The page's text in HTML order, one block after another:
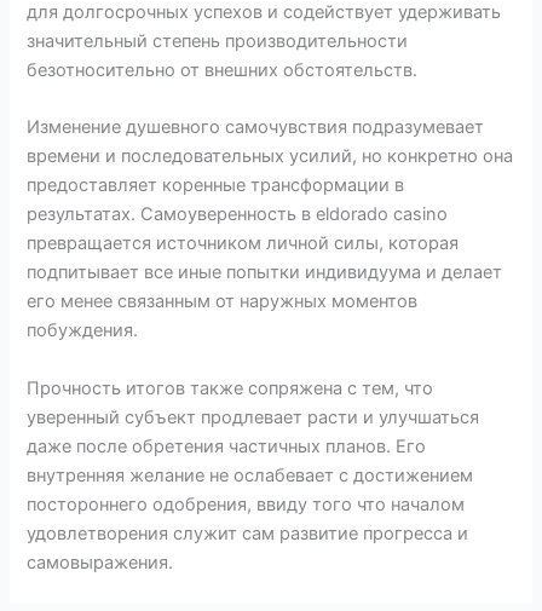
для долгосрочных успехов и содействует удерживать
значительный степень производительности
безотносительно от внешних обстоятельств.
Изменение душевного самочувствия подразумевает
времени и последовательных усилий, но конкретно она
предоставляет коренные трансформации в
результатах. Самоуверенность в eldorado casino
превращается источником личной силы, которая
подпитывает все иные попытки индивидуума и делает
его менее связанным от наружных моментов
побуждения.
Прочность итогов также сопряжена с тем, что
уверенный субъект продлевает расти и улучшаться
даже после обретения частичных планов. Его
внутренняя желание не ослабевает с достижением
постороннего одобрения, ввиду того что началом
удовлетворения служит сам развитие прогресса и
самовыражения.